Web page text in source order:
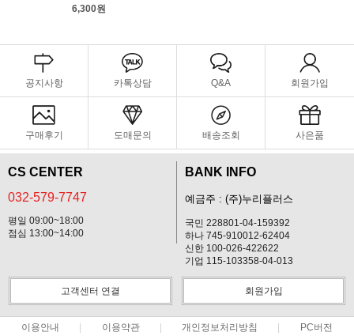
6,300원
공지사항 카톡상담 Q&A 회원가입
구매후기 도매문의 배송조회 사은품
CS CENTER
032-579-7747
평일 09:00~18:00
점심 13:00~14:00
BANK INFO
예금주 : (주)누리플러스
국민 228801-04-159392
하나 745-910012-62404
신한 100-026-422622
기업 115-103358-04-013
고객센터 연결 회원가입
이용안내 이용약관 개인정보처리방침 PC버전